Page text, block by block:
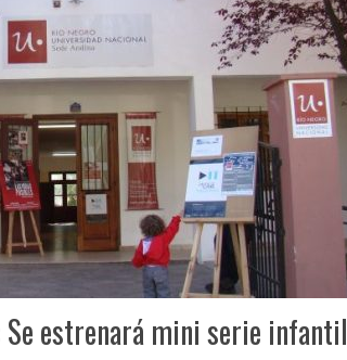
estrenará mini serie infantil